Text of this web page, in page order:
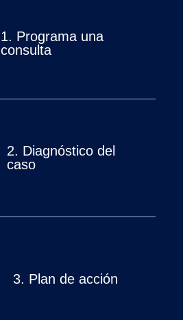
1. Programa una
consulta
2. Diagnóstico del
caso
3. Plan de acción